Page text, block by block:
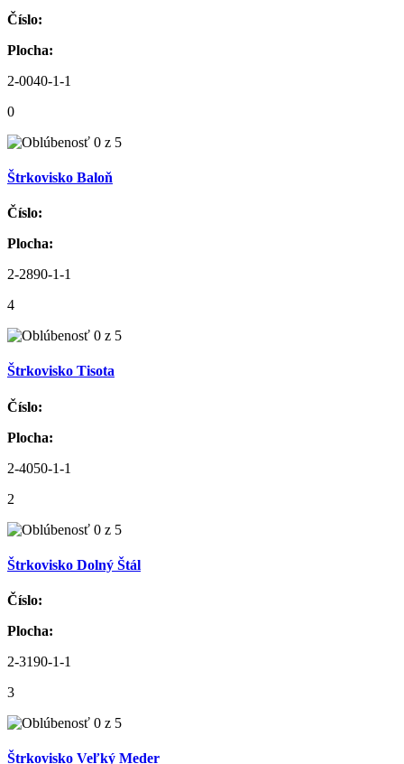
Číslo:
Plocha:
2-0040-1-1
0
Štrkovisko Baloň
Číslo:
Plocha:
2-2890-1-1
4
Štrkovisko Tisota
Číslo:
Plocha:
2-4050-1-1
2
Štrkovisko Dolný Štál
Číslo:
Plocha:
2-3190-1-1
3
Štrkovisko Veľký Meder